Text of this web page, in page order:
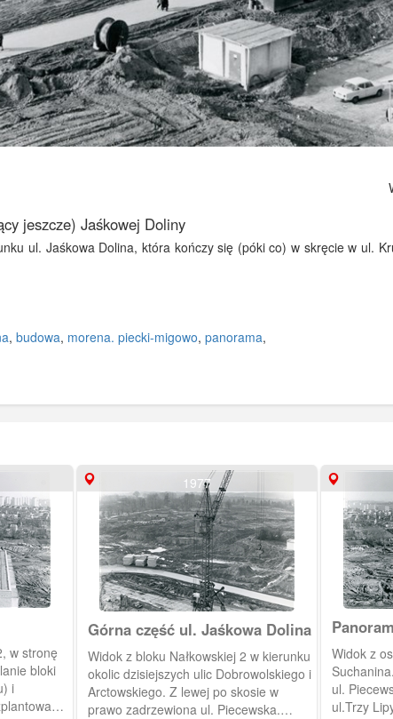
jeszcze) Jaśkowej Doliny
ul. Jaśkowa Dolina, która kończy się (póki co) w skręcie w ul.
, budowa, morena. piecki-migowo, panorama,
w stronę
bloki
i
1977
Górna część ul. Jaśkowa Dolina
Widok z bloku Nałkowskiej 2 w kierunku
okolic dzisiejszych ulic Dobrowolskiego i
Arctowskiego. Z lewej po skosie w
prawo zadrzewiona ul. Piecewska.
Widok z
ul.
ul.Trzy